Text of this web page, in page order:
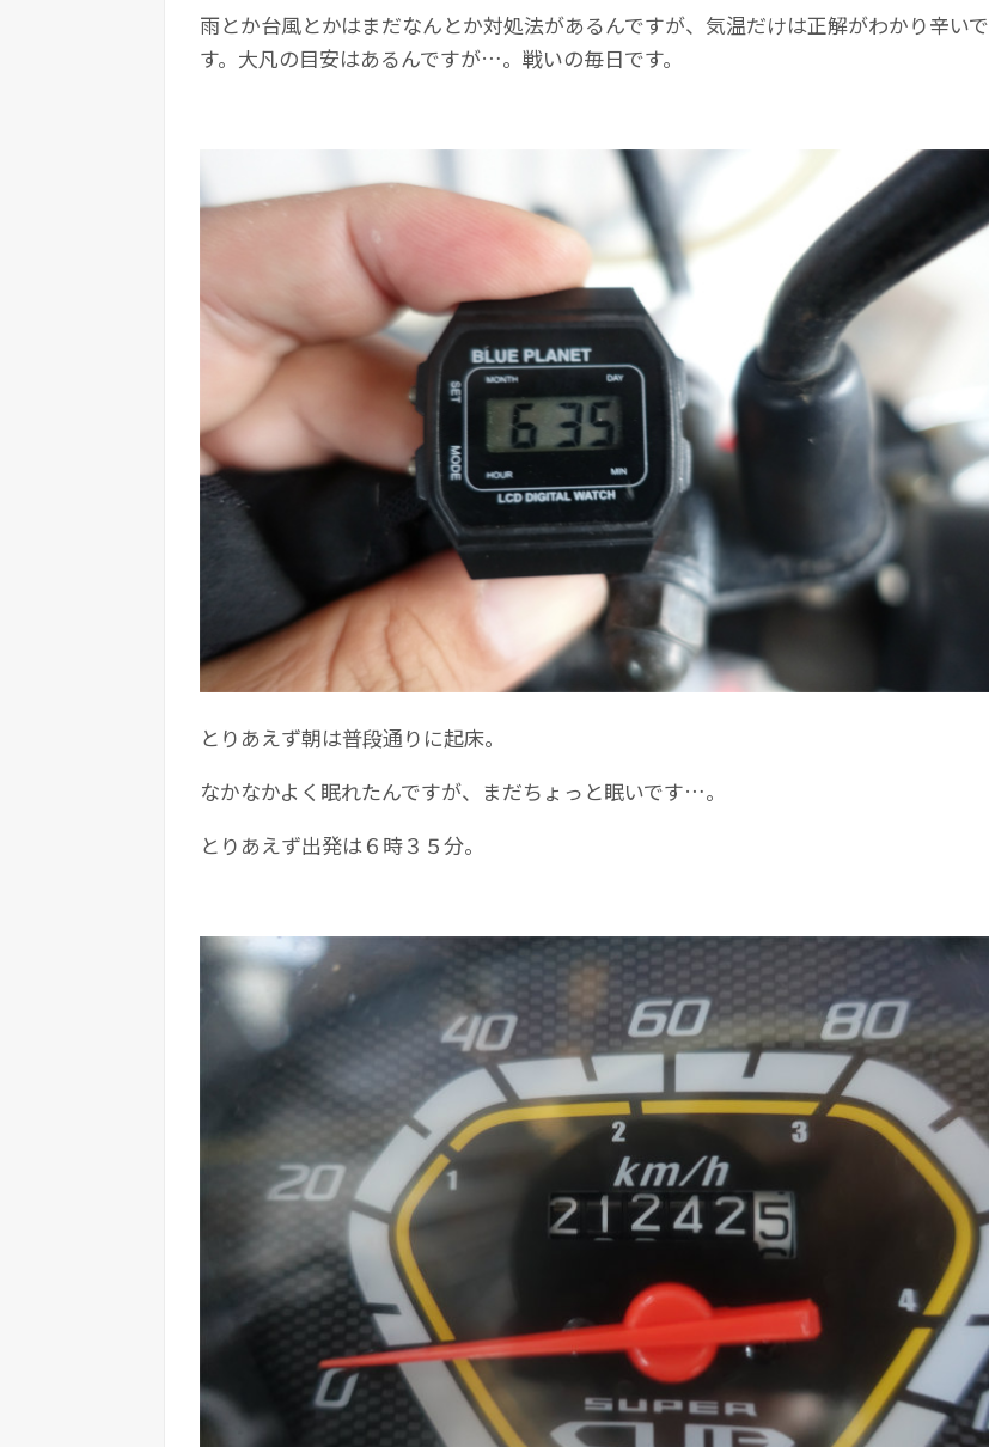
雨とか台風とかはまだなんとか対処法があるんですが、気温だけは正解がわかり辛いで
す。大凡の目安はあるんですが…。戦いの毎日です。
とりあえず朝は普段通りに起床。
なかなかよく眠れたんですが、まだちょっと眠いです…。
とりあえず出発は６時３５分。